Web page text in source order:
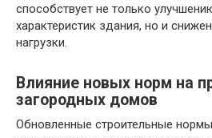
способствует не только
характеристик здания, но и
нагрузки.
Влияние новых норм на
загородных домов
Обновленные строительные